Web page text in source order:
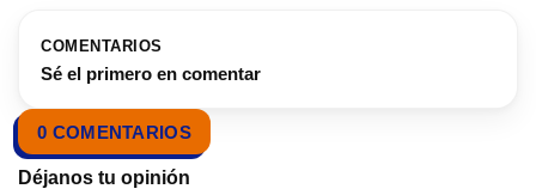
COMENTARIOS
Sé el primero en comentar
0 COMENTARIOS